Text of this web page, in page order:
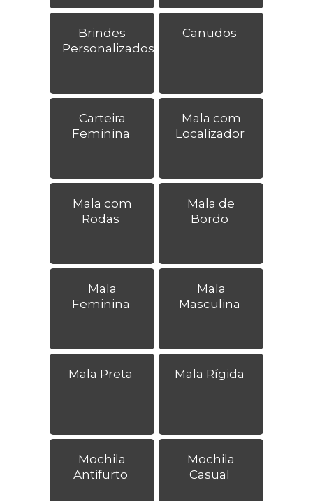
Brindes
Personalizados
Canudos
Carteira
Feminina
Mala com
Localizador
Mala com
Rodas
Mala de
Bordo
Mala
Feminina
Mala
Masculina
Mala Preta Mala Rígida
Mochila
Antifurto
Mochila
Casual